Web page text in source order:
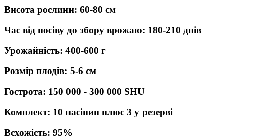
Висота рослини: 60-80 см
Час від посіву до збору врожаю: 180-210 днів
Урожайність: 400-600 г
Розмір плодів: 5-6 см
Гострота: 150 000 - 300 000 SHU
Комплект: 10 насінин плюс 3 у резерві
Всхожість: 95%